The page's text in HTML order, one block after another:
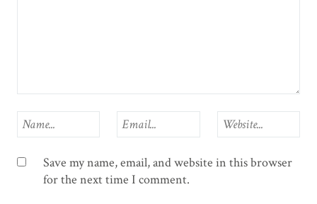
Save my name, email, and website in this browser
for the next time I comment.